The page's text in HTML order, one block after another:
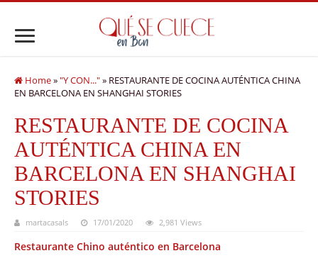
Home»"Y CON..."» RESTAURANTE DE COCINA AUTÉNTICA CHINA
EN BARCELONA EN SHANGHAI STORIES
RESTAURANTE DE COCINA
AUTÉNTICA CHINA EN
BARCELONA EN SHANGHAI
STORIES
martacasals 17/01/2020 2,981 Views
Restaurante Chino auténtico en Barcelona